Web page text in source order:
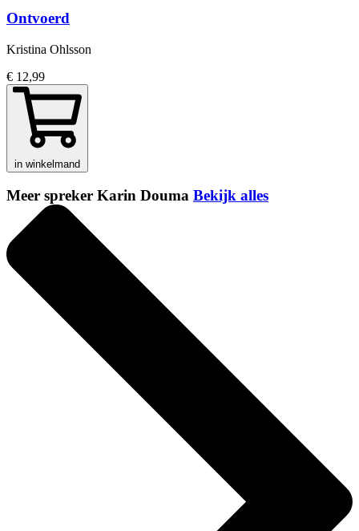
Ontvoerd
Kristina Ohlsson
€ 12,99
in winkelmand
Meer spreker Karin Douma Bekijk alles